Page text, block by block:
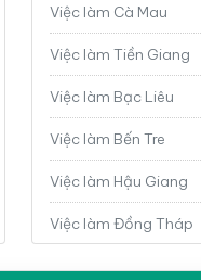
Việc làm Cà Mau
Việc làm Tiền Giang
Việc làm Bạc Liêu
Việc làm Bến Tre
Việc làm Hậu Giang
Việc làm Đồng Tháp
Việc làm Long An